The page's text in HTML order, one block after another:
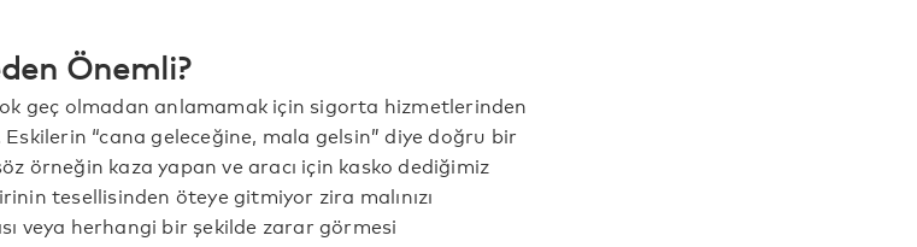
Önemli?
çok geç olmadan anlamamak için sigorta hizmetlerinden
“cana geleceğine, mala gelsin” diye doğru bir
örneğin kaza yapan ve aracı için kasko dediğimiz
tesellisinden öteye gitmiyor zira malınızı
veya herhangi bir şekilde zarar görmesi